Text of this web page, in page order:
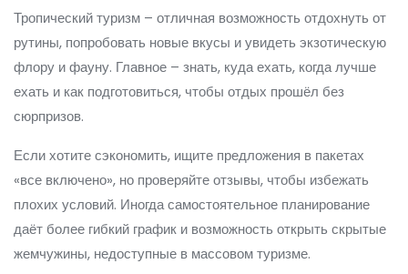
Тропический туризм – отличная возможность отдохнуть от
рутины, попробовать новые вкусы и увидеть экзотическую
флору и фауну. Главное – знать, куда ехать, когда лучше
ехать и как подготовиться, чтобы отдых прошёл без
сюрпризов.
Если хотите сэкономить, ищите предложения в пакетах
«все включено», но проверяйте отзывы, чтобы избежать
плохих условий. Иногда самостоятельное планирование
даёт более гибкий график и возможность открыть скрытые
жемчужины, недоступные в массовом туризме.